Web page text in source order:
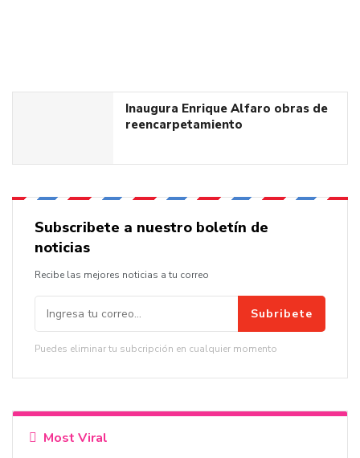
Inaugura Enrique Alfaro obras de
reencarpetamiento
Subscribete a nuestro boletín de
noticias
Recibe las mejores noticias a tu correo
Subribete
Puedes eliminar tu subcripción en cualquier momento
Most Viral